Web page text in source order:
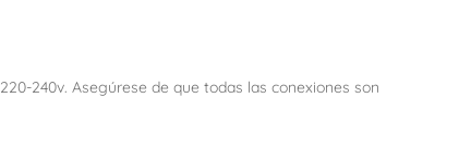
240v. Asegúrese de que todas las conexiones son